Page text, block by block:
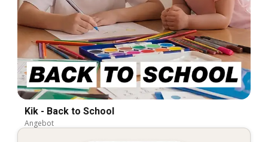
Kik - Back to School
Angebot